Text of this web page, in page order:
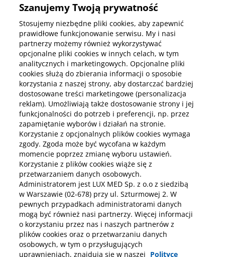
Kup abonamenty online
Kup online
Pobierz aplikację mobilną
Szanujemy Twoją prywatność
Stosujemy niezbędne pliki cookies, aby zapewnić
prawidłowe funkcjonowanie serwisu. My i nasi
partnerzy możemy również wykorzystywać
opcjonalne pliki cookies w innych celach, w tym
analitycznych i marketingowych. Opcjonalne pliki
cookies służą do zbierania informacji o sposobie
korzystania z naszej strony, aby dostarczać bardziej
dostosowane treści marketingowe (personalizacja
reklam). Umożliwiają także dostosowanie strony i jej
funkcjonalności do potrzeb i preferencji, np. przez
zapamiętanie wyborów i działań na stronie.
Korzystanie z opcjonalnych plików cookies wymaga
zgody. Zgoda może być wycofana w każdym
momencie poprzez zmianę wyboru ustawień.
Korzystanie z plików cookies wiąże się z
przetwarzaniem danych osobowych.
Administratorem jest LUX MED Sp. z o.o z siedzibą
w Warszawie (02-678) przy ul. Szturmowej 2. W
pewnych przypadkach administratorami danych
mogą być również nasi partnerzy. Więcej informacji
o korzystaniu przez nas i naszych partnerów z
plików cookies oraz o przetwarzaniu danych
osobowych, w tym o przysługujących
uprawnieniach, znajdują się w naszej Polityce